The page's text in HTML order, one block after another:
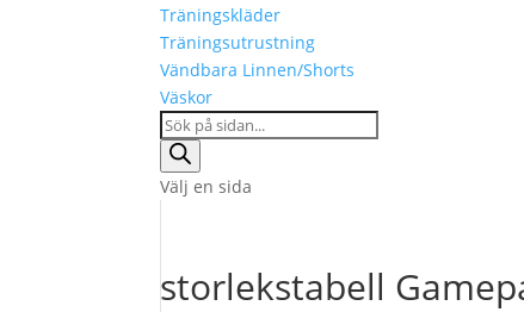
Träningskläder
Träningsutrustning
Vändbara Linnen/Shorts
Väskor
Products
search
Välj en sida
storlekstabell